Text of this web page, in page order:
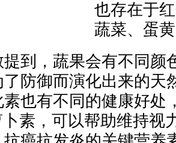
也存在于
蔬菜、蛋
到，蔬果会有不同颜
防御而演化出来的天
也有不同的健康好处
素，可以帮助维持视